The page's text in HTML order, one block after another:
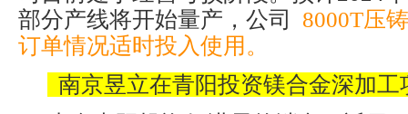
部分产线将开始量产，公司
8000T压
订单情况适时投入使用。
南京昱立在青阳投资镁合金深加工